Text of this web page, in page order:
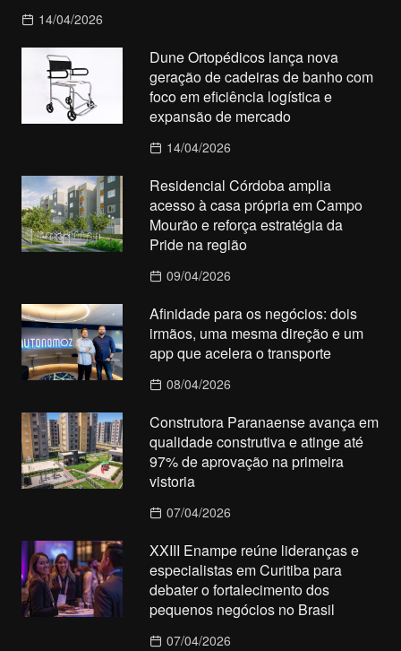
14/04/2026
Dune Ortopédicos lança nova
geração de cadeiras de banho com
foco em eficiência logística e
expansão de mercado
14/04/2026
Residencial Córdoba amplia
acesso à casa própria em Campo
Mourão e reforça estratégia da
Pride na região
09/04/2026
Afinidade para os negócios: dois
irmãos, uma mesma direção e um
app que acelera o transporte
08/04/2026
Construtora Paranaense avança em
qualidade construtiva e atinge até
97% de aprovação na primeira
vistoria
07/04/2026
XXIII Enampe reúne lideranças e
especialistas em Curitiba para
debater o fortalecimento dos
pequenos negócios no Brasil
07/04/2026